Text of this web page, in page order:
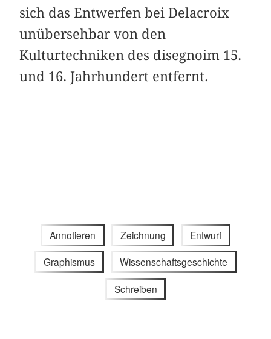
sich das Entwerfen bei Delacroix
unübersehbar von den
Kulturtechniken des disegnoim 15.
und 16. Jahrhundert entfernt.
Annotieren Zeichnung Entwurf
Graphismus Wissenschaftsgeschichte
Schreiben